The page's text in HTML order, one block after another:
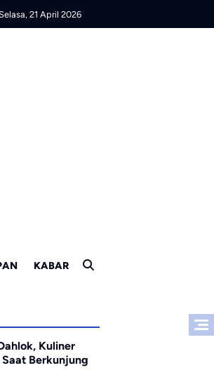
21 April 2026
KABAR
Kuliner
Berkunjung